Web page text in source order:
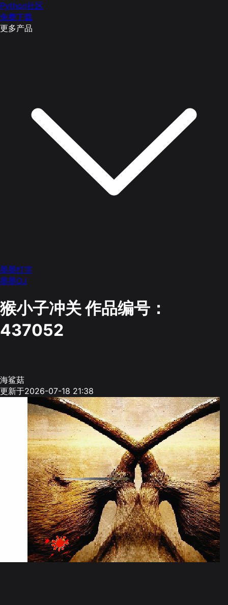
Python社区
免费下载
更多产品
墨墨打字
墨墨OJ
猴小子冲关作品编号：
437052
海鲨菇
更新于2026-07-18 21:38